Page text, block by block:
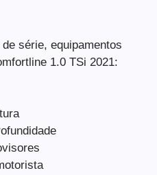
série, equipamentos
1.0 TSi 2021: